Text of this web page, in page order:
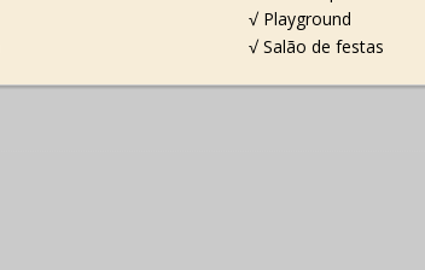
√ Playground
√ Salão de festas